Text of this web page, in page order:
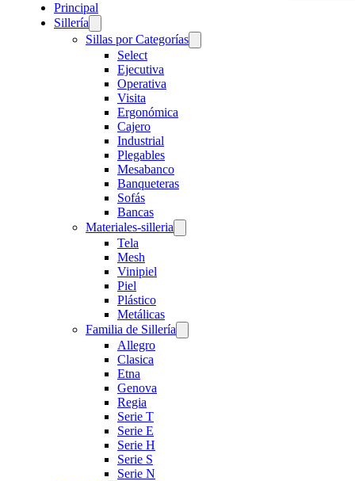
Principal
Sillería
Sillas por Categorías
Select
Ejecutiva
Operativa
Visita
Ergonómica
Cajero
Industrial
Plegables
Mesabanco
Banqueteras
Sofás
Bancas
Materiales-silleria
Tela
Mesh
Vinipiel
Piel
Plástico
Metálicas
Familia de Sillería
Allegro
Clasica
Etna
Genova
Regia
Serie T
Serie E
Serie H
Serie S
Serie N